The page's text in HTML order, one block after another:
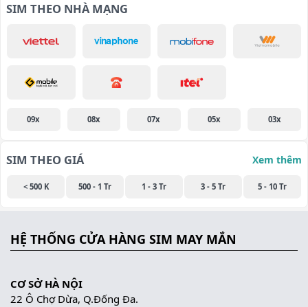
SIM THEO NHÀ MẠNG
09x 08x 07x 05x 03x
SIM THEO GIÁ Xem thêm
< 500 K 500 - 1 Tr 1 - 3 Tr 3 - 5 Tr 5 - 10 Tr
HỆ THỐNG CỬA HÀNG SIM MAY MẮN
CƠ SỞ HÀ NỘI
22 Ô Chợ Dừa, Q.Đống Đa.